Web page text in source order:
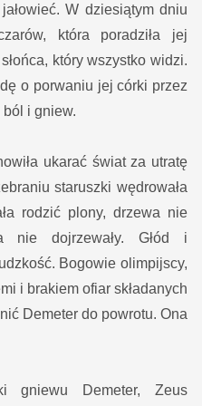
W dziesiątym dniu
która poradziła jej
który wszystko widzi.
o porwaniu jej córki przez
ból i gniew.
ukarać świat za utratę
staruszki wędrowała
rodzić plony, drzewa nie
nie dojrzewały. Głód i
Bogowie olimpijscy,
i brakiem ofiar składanych
Demeter do powrotu. Ona
gniewu Demeter, Zeus